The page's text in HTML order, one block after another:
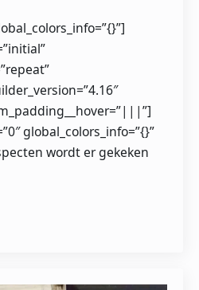
global_colors_info=”{}”
wordt er gekeken